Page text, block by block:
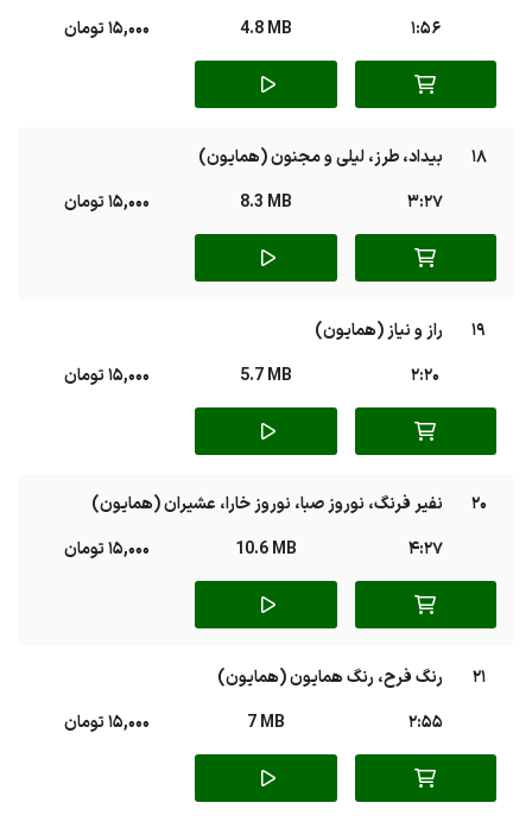
1:56
4.8 MB 15,000 تومان
18
بیداد، طرز، لیلی و مجنون (همایون)
3:27
8.3 MB 15,000 تومان
19
راز و نیاز (همایون)
2:20
5.7 MB 15,000 تومان
20
نفیر فرنگ، نوروز صبا، نوروز خارا، عشیران (همایون)
4:27
10.6 MB 15,000 تومان
21
رنگ فرح، رنگ همایون (همایون)
2:55
7 MB 15,000 تومان